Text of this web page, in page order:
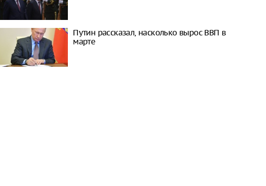
Путин рассказал, насколько вырос ВВП в
марте